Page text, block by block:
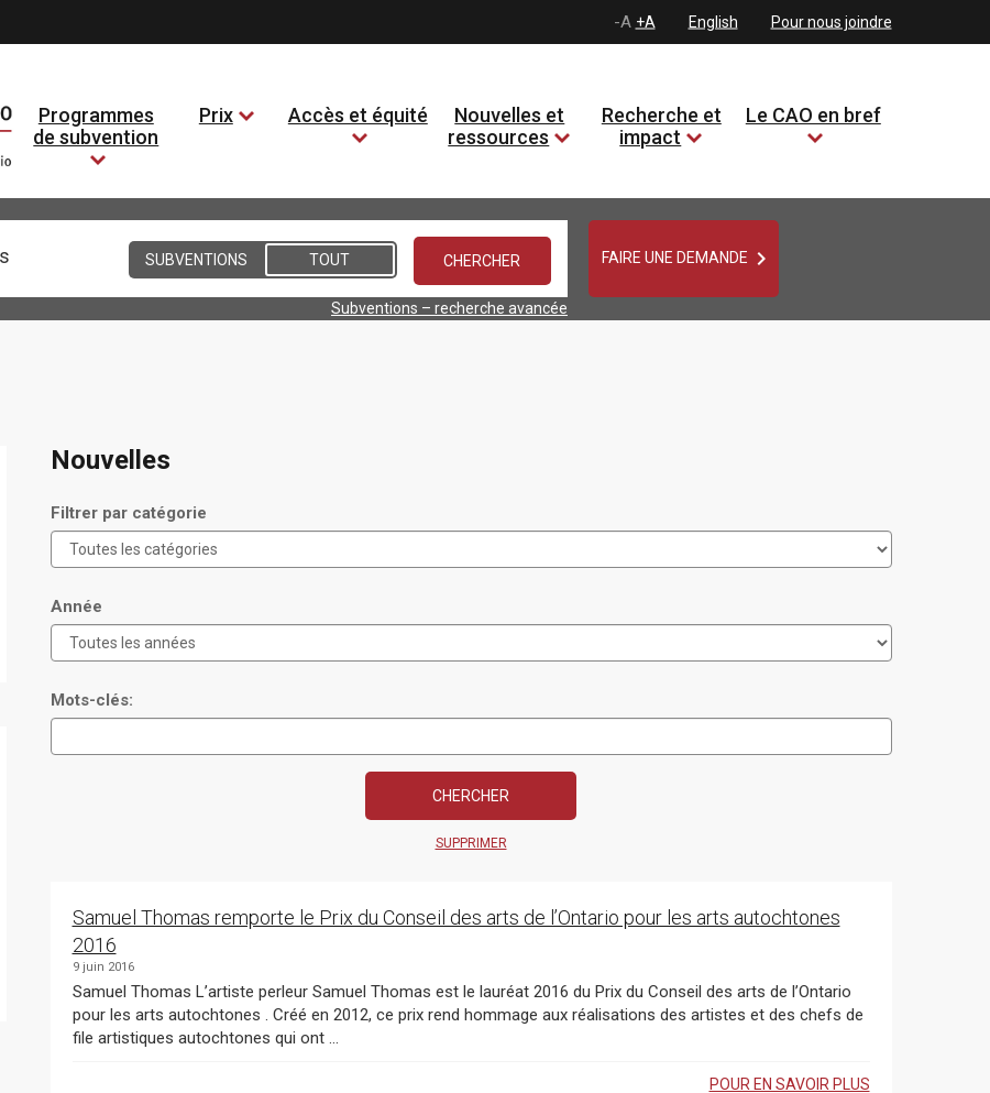
-A +A English Pour nous joindre
Programmes
de subvention
Prix Accès et équité
Nouvelles et
ressources
Recherche et
impact
Le CAO en bref
SUBVENTIONS TOUT
Subventions – recherche avancée
FAIRE UNE DEMANDE 
Nouvelles
Filtrer par catégorie
Année
Mots-clés:
SUPPRIMER
Samuel Thomas remporte le Prix du Conseil des arts de l’Ontario pour les arts autochtones
2016
9 juin 2016
Samuel Thomas L’artiste perleur Samuel Thomas est le lauréat 2016 du Prix du Conseil des arts de l’Ontario
pour les arts autochtones . Créé en 2012, ce prix rend hommage aux réalisations des artistes et des chefs de
file artistiques autochtones qui ont ...
POUR EN SAVOIR PLUS